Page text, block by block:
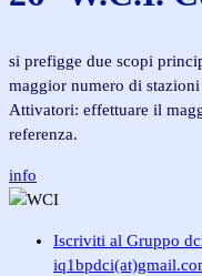
si prefigge due scopi
maggior numero di
Attivatori: effettuare il
referenza.
info
Iscriviti al Gruppo